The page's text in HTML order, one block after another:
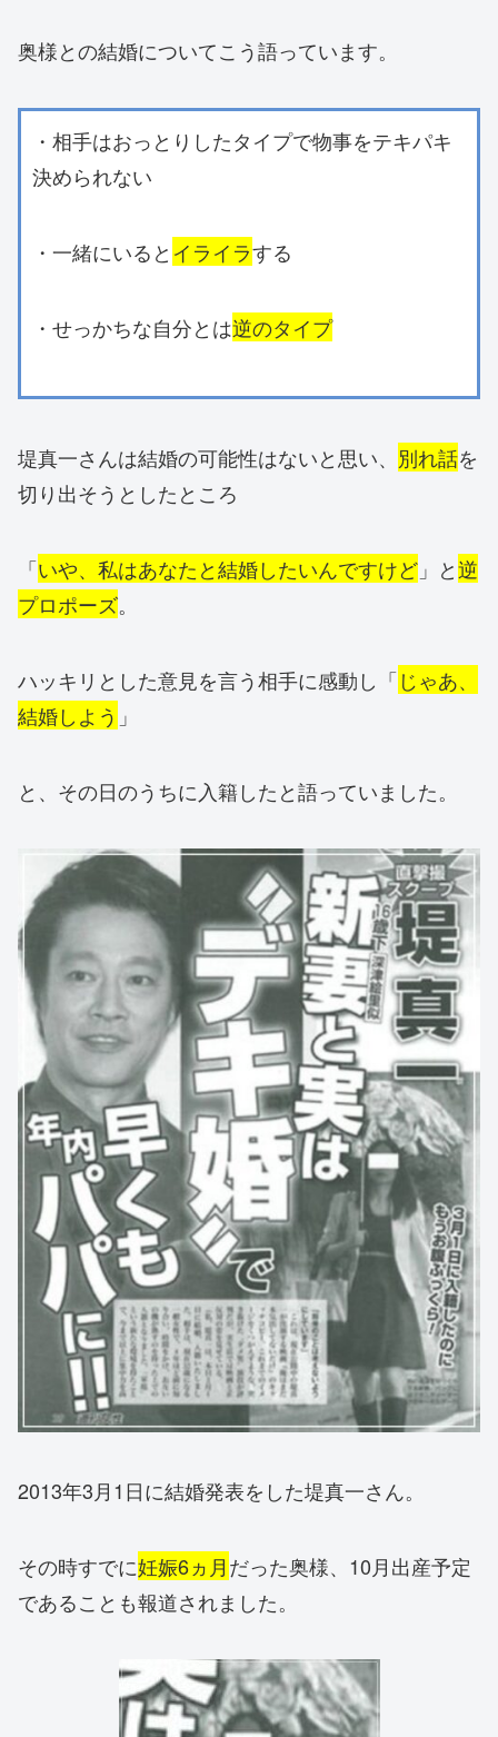
奥様との結婚についてこう語っています。
・相手はおっとりしたタイプで物事をテキパキ
決められない
・一緒にいると イライラする
・せっかちな自分とは逆のタイプ
堤真一さんは結婚の可能性はないと思い、 別れ話を
切り出そうとしたところ
「いや、私はあなたと結婚したいんですけど 」と逆
プロポーズ。
ハッキリとした意見を言う相手に感動し「じゃあ、
結婚しよう 」
と、その日のうちに入籍したと語っていました。
2013年3月1日に結婚発表をした堤真一さん。
その時すでに妊娠6ヵ月だった奥様、10月出産予定
であることも報道されました。